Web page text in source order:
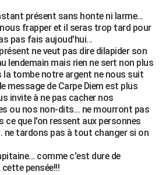
présent sans honte ni larme...
frapper et il seras trop tard pour
pas fais aujoud'hui...
ne veut pas dire dilapider son
lendemain mais rien ne sert non plus
la tombe notre argent ne nous suit
message de Carpe Diem est plus
invite à ne pas cacher nos
ou nos non-dits... ne mourront pas
ce que l'on ressent aux personnes
ne tardons pas à tout changer si on
comme c'est dure de
pensée!!!